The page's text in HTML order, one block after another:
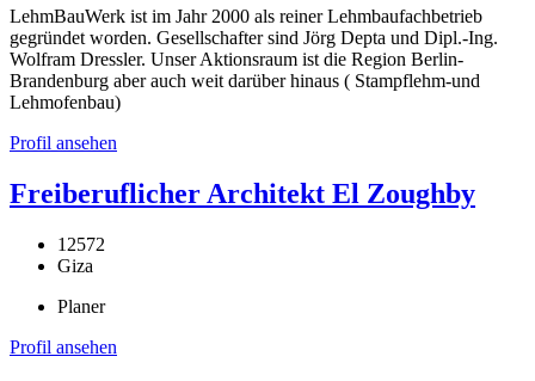
LehmBauWerk ist im Jahr 2000 als reiner Lehmbaufachbetrieb
gegründet worden. Gesellschafter sind Jörg Depta und Dipl.-Ing.
Wolfram Dressler. Unser Aktionsraum ist die Region Berlin-
Brandenburg aber auch weit darüber hinaus ( Stampflehm-und
Lehmofenbau)
Profil ansehen
Freiberuflicher Architekt El Zoughby
12572
Giza
Planer
Profil ansehen